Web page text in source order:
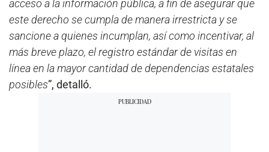
acceso a la información pública, a fin de asegurar que
este derecho se cumpla de manera irrestricta y se
sancione a quienes incumplan, así como incentivar, al
más breve plazo, el registro estándar de visitas en
línea en la mayor cantidad de dependencias estatales
posibles”, detalló.